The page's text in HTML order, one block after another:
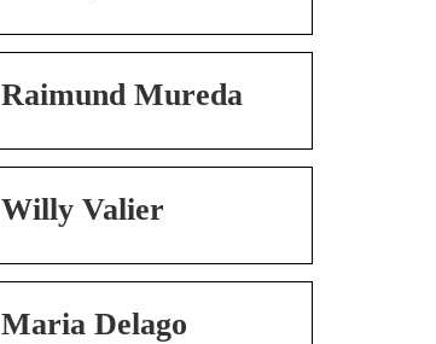
Raimund Mureda
Willy Valier
Maria Delago